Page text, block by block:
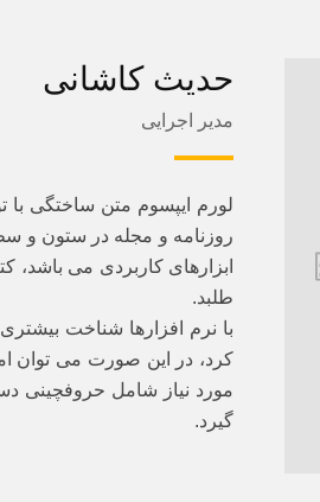
حدیث کاشانی
مدیر اجرایی
لورم ایپسوم متن ساختگی با
روزنامه و مجله در ستون و
ابزارهای کاربردی می
طلبد.
با نرم افزارها شناخت
کرد، در این صورت می توان
مورد نیاز شامل حروفچینی
گیرد.